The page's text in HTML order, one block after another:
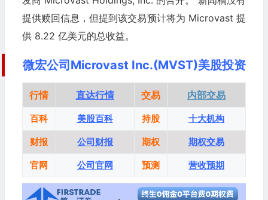
提供赎回信息，但提到该交易预计将为 Microvast 提
供 8.22 亿美元的总收益。
微宏公司Microvast Inc.(MVST)美股投资
行情 直达行情 交易 内部交易
百科 美股百科 持股 十大机构
财报 公司财报 期权 期权交易
官网 公司官网 预测 营收预期